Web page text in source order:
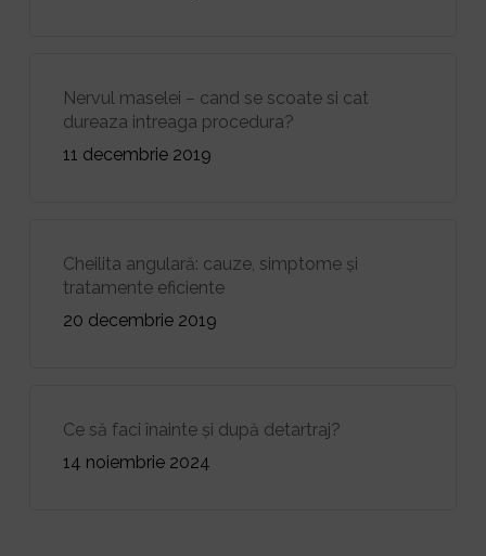
Nervul maselei – cand se scoate si cat
dureaza intreaga procedura?
11 decembrie 2019
Cheilita angulară: cauze, simptome și
tratamente eficiente
20 decembrie 2019
Ce să faci înainte și după detartraj?
14 noiembrie 2024